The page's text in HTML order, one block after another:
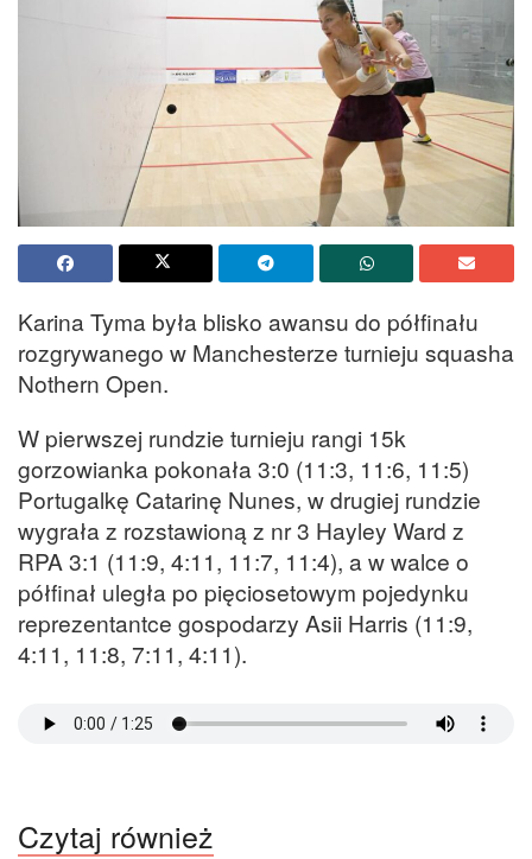
Karina Tyma była blisko awansu do półfinału
rozgrywanego w Manchesterze turnieju squasha
Nothern Open.
W pierwszej rundzie turnieju rangi 15k
gorzowianka pokonała 3:0 (11:3, 11:6, 11:5)
Portugalkę Catarinę Nunes, w drugiej rundzie
wygrała z rozstawioną z nr 3 Hayley Ward z
RPA 3:1 (11:9, 4:11, 11:7, 11:4), a w walce o
półfinał uległa po pięciosetowym pojedynku
reprezentantce gospodarzy Asii Harris (11:9,
4:11, 11:8, 7:11, 4:11).
Czytaj również